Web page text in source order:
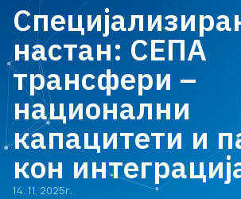
настан: СЕПА
трансфери –
национални
капацитети и
кон
14. 11. 2025г.